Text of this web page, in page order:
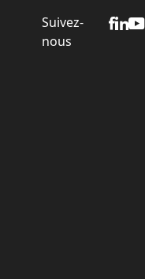
Suivez-
nous